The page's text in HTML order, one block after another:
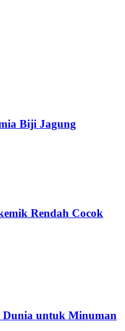
Biji Jagung
Rendah Cocok
Dunia untuk Minuman